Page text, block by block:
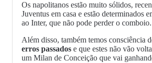
Os napolitanos estão muito sólidos,
Juventus em casa e estão determinados
ao Inter, que não pode perder o comboio.
Além disso, também temos consciência
erros passados e que estes não vão
um Milan de Conceição que vai